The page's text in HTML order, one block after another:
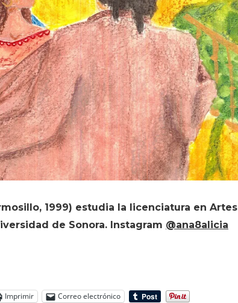
1999) estudia la licenciatura en Artes
de Sonora. Instagram @ana8alicia
Imprimir Correo electrónico